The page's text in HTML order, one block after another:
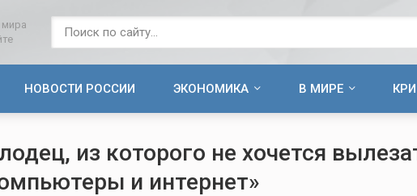
мира
НОВОСТИ РОССИИ ЭКОНОМИКА В МИРЕ
из которого не хочется
и интернет»